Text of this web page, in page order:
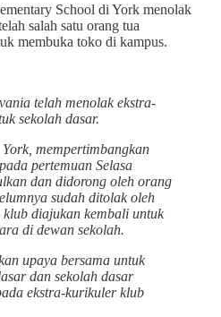
School di York menolak
salah satu orang tua
membuka toko di kampus.
telah menolak ekstra-
sekolah dasar.
mempertimbangkan
pertemuan Selasa
dan didorong oleh orang
sudah ditolak oleh
diajukan kembali untuk
di dewan sekolah.
upaya bersama untuk
dan sekolah dasar
ekstra-kurikuler klub